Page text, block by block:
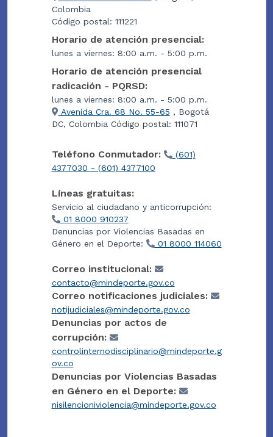
Colombia
Código postal: 111221
Horario de atención presencial:
lunes a viernes: 8:00 a.m. - 5:00 p.m.
Horario de atención presencial
radicación - PQRSD:
lunes a viernes: 8:00 a.m. - 5:00 p.m.
Avenida Cra. 68 No. 55-65 , Bogotá
DC, Colombia Código postal: 111071
Teléfono Conmutador:
(601)
4377030 - (601) 4377100
Líneas gratuitas:
Servicio al ciudadano y anticorrupción:
01 8000 910237
Denuncias por Violencias Basadas en
Género en el Deporte:
01 8000 114060
Correo institucional:
contacto@mindeporte.gov.co
Correo notificaciones judiciales:
notijudiciales@mindeporte.gov.co
Denuncias por actos de
corrupción:
controlinternodisciplinario@mindeporte.g
ov.co
Denuncias por Violencias Basadas
en Género en el Deporte:
nisilencioniviolencia@mindeporte.gov.co